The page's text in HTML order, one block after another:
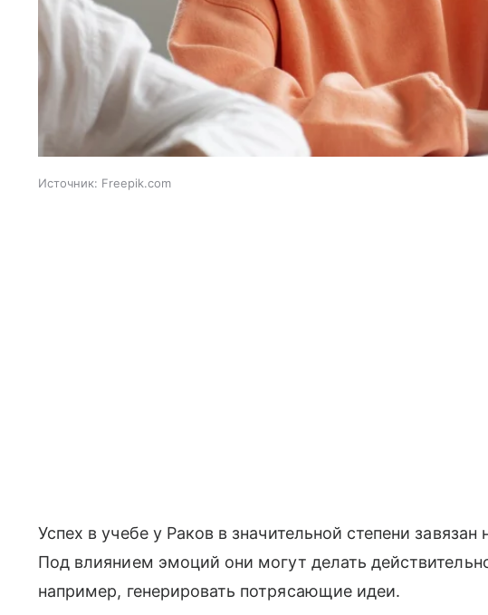
Источник: Freepik.com
Успех в учебе у Раков в значительной степени
Под влиянием эмоций они могут делать
например, генерировать потрясающие идеи.